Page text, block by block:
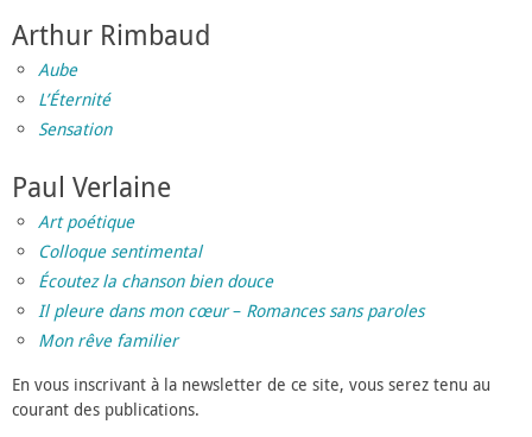
Arthur Rimbaud
Aube
L’Éternité
Sensation
Paul Verlaine
Art poétique
Colloque sentimental
Écoutez la chanson bien douce
Il pleure dans mon cœur– Romances sans paroles
Mon rêve familier
En vous inscrivant à la newsletter de ce site, vous serez tenu au
courant des publications.